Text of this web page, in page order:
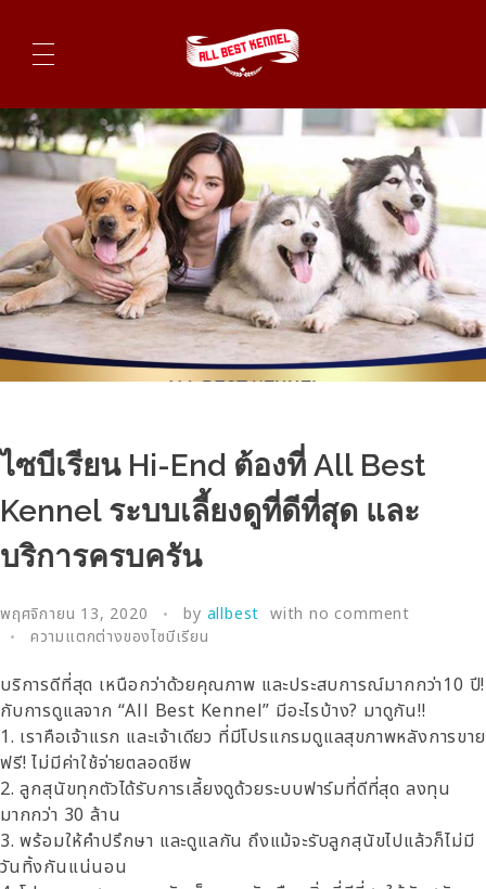
ไซบีเรียนฮัสกี้ ฟาร์มไซบีเรียนที่ดีที่สุดในไทย ติดต่อสอบถาม 0819119104
ไซบีเรียน Hi-End ต้องที่ All Best
Kennel ระบบเลี้ยงดูที่ดีที่สุด และ
บริการครบครัน
พฤศจิกายน 13, 2020 by allbest with no comment
ความแตกต่างของไซบีเรียน
บริการดีที่สุด เหนือกว่าด้วยคุณภาพ และประสบการณ์มากกว่า10 ปี!
กับการดูแลจาก “All Best Kennel” มีอะไรบ้าง? มาดูกัน!!
1. เราคือเจ้าแรก และเจ้าเดียว ที่มีโปรแกรมดูแลสุขภาพหลังการขาย
ฟรี! ไม่มีค่าใช้จ่ายตลอดชีพ
2. ลูกสุนัขทุกตัวได้รับการเลี้ยงดูด้วยระบบฟาร์มที่ดีที่สุด ลงทุน
มากกว่า 30 ล้าน
3. พร้อมให้คำปรึกษา และดูแลกัน ถึงแม้จะรับลูกสุนัขไปแล้วก็ไม่มี
วันทิ้งกันแน่นอน